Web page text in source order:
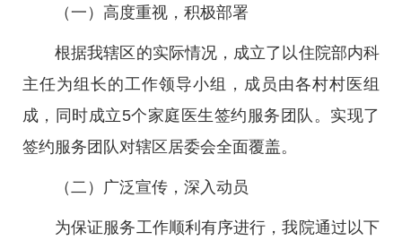
（一）高度重视，积极部署
根据我辖区的实际情况，成立了以住院部内科
主任为组长的工作领导小组，成员由各村村医组
成，同时成立5个家庭医生签约服务团队。实现了
签约服务团队对辖区居委会全面覆盖。
（二）广泛宣传，深入动员
为保证服务工作顺利有序进行，我院通过以下